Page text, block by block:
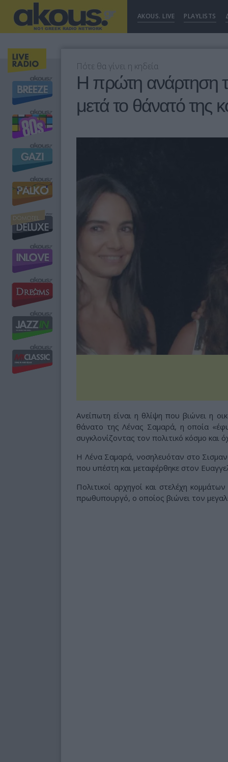
AKOUS. LIVE PLAYLISTS
Πότε θα γίνει η κηδεία
Η πρώτη ανάρτηση
μετά το θάνατό της
Ανείπωτη είναι η θλίψη που βιώνει η
θάνατο της Λένας Σαμαρά, η οποία
συγκλονίζοντας τον πολιτικό κόσμο και
Η Λένα Σαμαρά, νοσηλευόταν στο
που υπέστη και μεταφέρθηκε στον
Πολιτικοί αρχηγοί και στελέχη
πρωθυπουργό, ο οποίος βιώνει τον